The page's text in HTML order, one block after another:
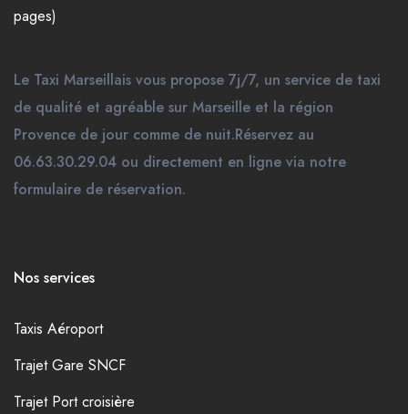
pages)
Le Taxi Marseillais vous propose 7j/7, un service de taxi
de qualité et agréable sur Marseille et la région
Provence de jour comme de nuit.Réservez au
06.63.30.29.04 ou directement en ligne via notre
formulaire de réservation.
Nos services
Taxis Aéroport
Trajet Gare SNCF
Trajet Port croisière